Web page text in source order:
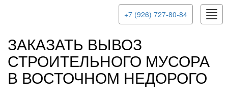
+7 (926) 727-80-84
ЗАКАЗАТЬ ВЫВОЗ
СТРОИТЕЛЬНОГО МУСОРА
В ВОСТОЧНОМ НЕДОРОГО